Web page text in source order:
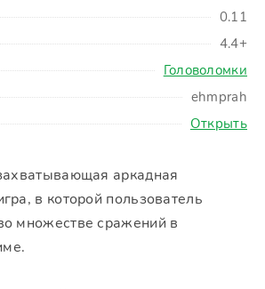
0.11
4.4+
Головоломки
ehmprah
Открыть
аркадная
в которой пользователь
множестве сражений в